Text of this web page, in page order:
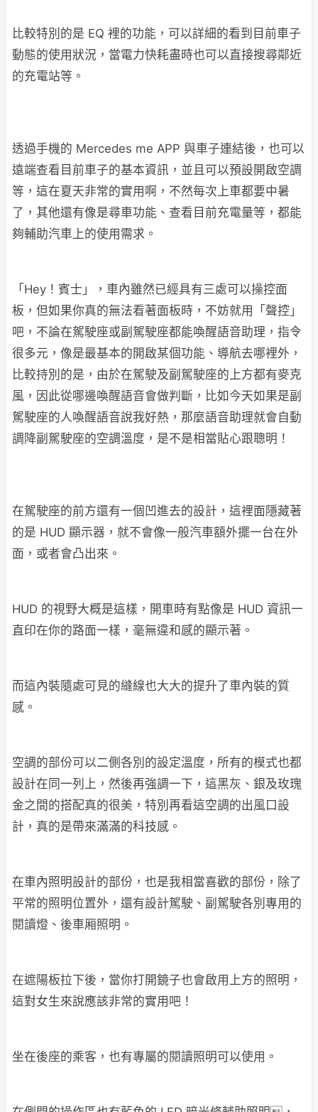
比較特別的是 EQ 裡的功能，可以詳細的看到目前車子
動態的使用狀況，當電力快耗盡時也可以直接搜尋鄰近
的充電站等。
透過手機的 Mercedes me APP 與車子連結後，也可以
遠端查看目前車子的基本資訊，並且可以預設開啟空調
等，這在夏天非常的實用啊，不然每次上車都要中暑
了，其他還有像是尋車功能、查看目前充電量等，都能
夠輔助汽車上的使用需求。
「Hey！賓士」，車內雖然已經具有三處可以操控面
板，但如果你真的無法看著面板時，不妨就用「聲控」
吧，不論在駕駛座或副駕駛座都能喚醒語音助理，指令
很多元，像是最基本的開啟某個功能、導航去哪裡外，
比較持別的是，由於在駕駛及副駕駛座的上方都有麥克
風，因此從哪邊喚醒語音會做判斷，比如今天如果是副
駕駛座的人喚醒語音說我好熱，那麼語音助理就會自動
調降副駕駛座的空調溫度，是不是相當貼心跟聰明！
在駕駛座的前方還有一個凹進去的設計，這裡面隱藏著
的是 HUD 顯示器，就不會像一般汽車額外擺一台在外
面，或者會凸出來。
HUD 的視野大概是這樣，開車時有點像是 HUD 資訊一
直印在你的路面一樣，毫無違和感的顯示著。
而這內裝隨處可見的縫線也大大的提升了車內裝的質
感。
空調的部份可以二側各別的設定溫度，所有的模式也都
設計在同一列上，然後再強調一下，這黑灰、銀及玫瑰
金之間的搭配真的很美，特別再看這空調的出風口設
計，真的是帶來滿滿的科技感。
在車內照明設計的部份，也是我相當喜歡的部份，除了
平常的照明位置外，還有設計駕駛、副駕駛各別專用的
閱讀燈、後車厢照明。
在遮陽板拉下後，當你打開鏡子也會啟用上方的照明，
這對女生來說應該非常的實用吧！
坐在後座的乘客，也有專屬的閱讀照明可以使用。